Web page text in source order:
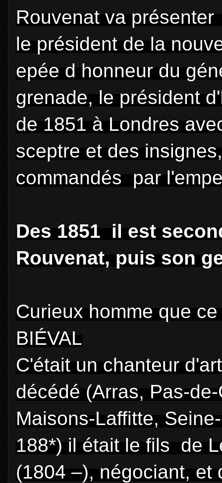
Rouvenat va
le président de la
epée d honneur du
grenade, le président
de 1851 à Londres
sceptre et des
commandés par
Des 1851 il est
Rouvenat, puis son
Curieux homme que
BIÉVAL
C'était un chanteur
décédé (Arras, Pas-
Maisons-Laffitte,
188*) il était le fils de
(1804 –), négociant, et